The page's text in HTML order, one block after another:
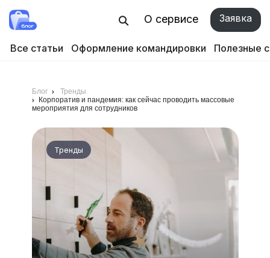
О сервисе Заявка
Все статьи Оформление командировки Полезные
Блог
Тренды
Корпоратив и пандемия: как сейчас проводить массовые
мероприятия для сотрудников
Тренды